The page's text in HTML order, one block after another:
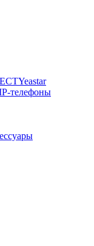
Yeastar
телефоны